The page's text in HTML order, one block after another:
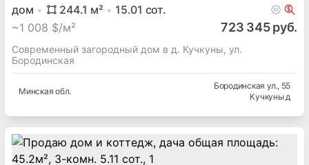
дом 244.1 м² 15.01 сот.
~1 008 $/м² 723 345 руб.
Современный загородный дом в д. Кучкуны, ул.
Бородинская
Минская обл.
Бородинская ул., 55
Кучкуны д